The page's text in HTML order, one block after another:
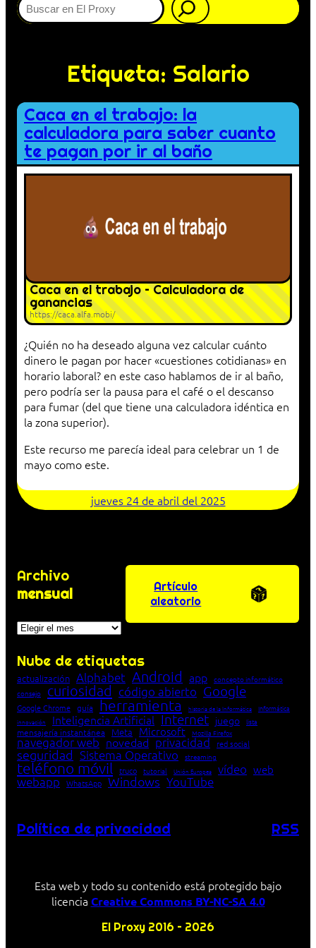
Etiqueta: Salario
Caca en el trabajo: la
calculadora para saber cuanto
te pagan por ir al baño
Caca en el trabajo – Calculadora de
ganancias
https://caca.alfa.mobi/
¿Quién no ha deseado alguna vez calcular cuánto
dinero le pagan por hacer «cuestiones cotidianas» en
horario laboral? en este caso hablamos de ir al baño,
pero podría ser la pausa para el café o el descanso
para fumar (del que tiene una calculadora idéntica en
la zona superior).
Este recurso me parecía ideal para celebrar un 1 de
mayo como este.
jueves 24 de abril del 2025
Archivo
mensual
Archivos
Artículo
aleatorio
Nube de etiquetas
actualización Alphabet Android app concepto informático
consejo
curiosidad código abierto Google
Google Chrome guía herramienta historia de la Informática Informática
innovación Inteligencia Artificial Internet juego lista
mensajería instantánea Meta Microsoft Mozilla Firefox
navegador web novedad privacidad red social
seguridad Sistema Operativo streaming
teléfono móvil truco tutorial Unión Europea vídeo web
webapp WhatsApp Windows YouTube
Política de privacidad RSS
Esta web y todo su contenido está protegido bajo
licencia Creative Commons BY-NC-SA 4.0
El Proxy 2016 – 2026